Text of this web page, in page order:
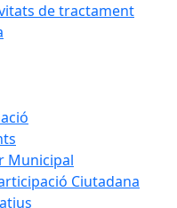
de tractament
Municipal
Ciutadana